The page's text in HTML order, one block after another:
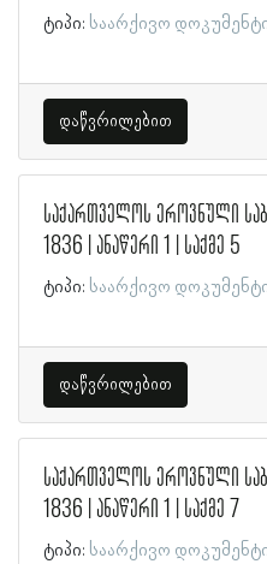
ტიპი: საარქივო
დაწვრილებით
საქართველოს ეროვნული
1836 | ანაწერი 1 | საქმე 5
ტიპი: საარქივო
დაწვრილებით
საქართველოს ეროვნული
1836 | ანაწერი 1 | საქმე 7
ტიპი: საარქივო